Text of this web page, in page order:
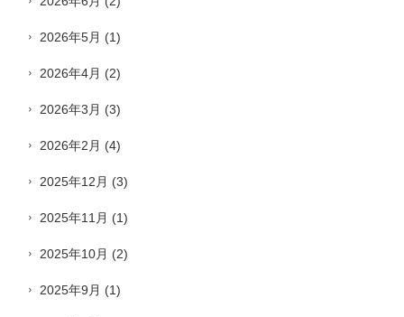
2026年5月 (1)
2026年4月 (2)
2026年3月 (3)
2026年2月 (4)
2025年12月 (3)
2025年11月 (1)
2025年10月 (2)
2025年9月 (1)